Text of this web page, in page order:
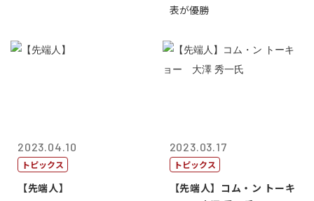
表が優勝
2023.04.10
トピックス
【先端人】
2023.03.17
トピックス
【先端人】コム・ン トーキ